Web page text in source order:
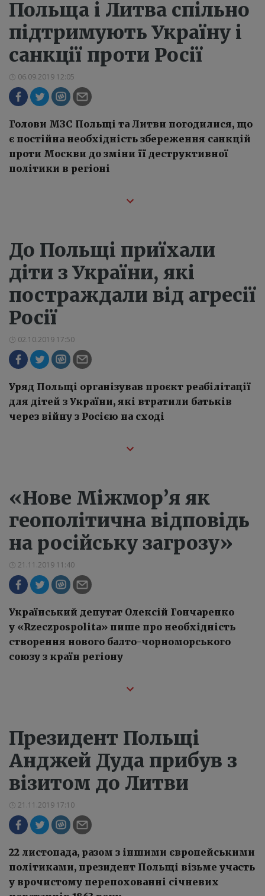
Польща і Литва спільно
підтримують Україну і
санкції проти Росії
06.09.2019 12:05
Голови МЗС Польщі та Литви погодилися, що
є постійна необхідність збереження санкцій
проти Москви до зміни її деструктивної
політики в регіоні
До Польщі приїхали
діти з України, які
постраждали від агресії
Росії
02.10.2019 17:50
Уряд Польщі організував проєкт реабілітації
для дітей з України, які втратили батьків
через війну з Росією на сході
«Нове Міжмор’я як
геополітична відповідь
на російську загрозу»
21.11.2019 11:40
Український депутат Олексій Гончаренко
у «Rzeczpospolita» пише про необхідність
створення нового балто-чорноморського
союзу з країн регіону
Президент Польщі
Анджей Дуда прибув з
візитом до Литви
21.11.2019 17:10
22 листопада, разом з іншими європейськими
політиками, президент Польщі візьме участь
у врочистому перепохованні січневих